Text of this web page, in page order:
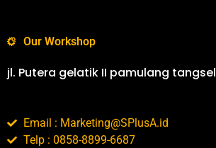
Our Workshop
jl. Putera gelatik II pamulang tangsel
Email : Marketing@SPlusA.id
Telp : 0858-8899-6687